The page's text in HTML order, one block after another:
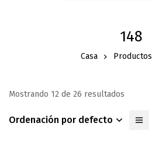
148
Casa Productos
Mostrando 12 de 26 resultados
Ordenación por defecto